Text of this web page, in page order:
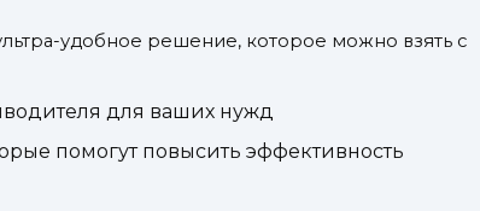
удобное решение, которое можно взять с
для ваших нужд
помогут повысить эффективность